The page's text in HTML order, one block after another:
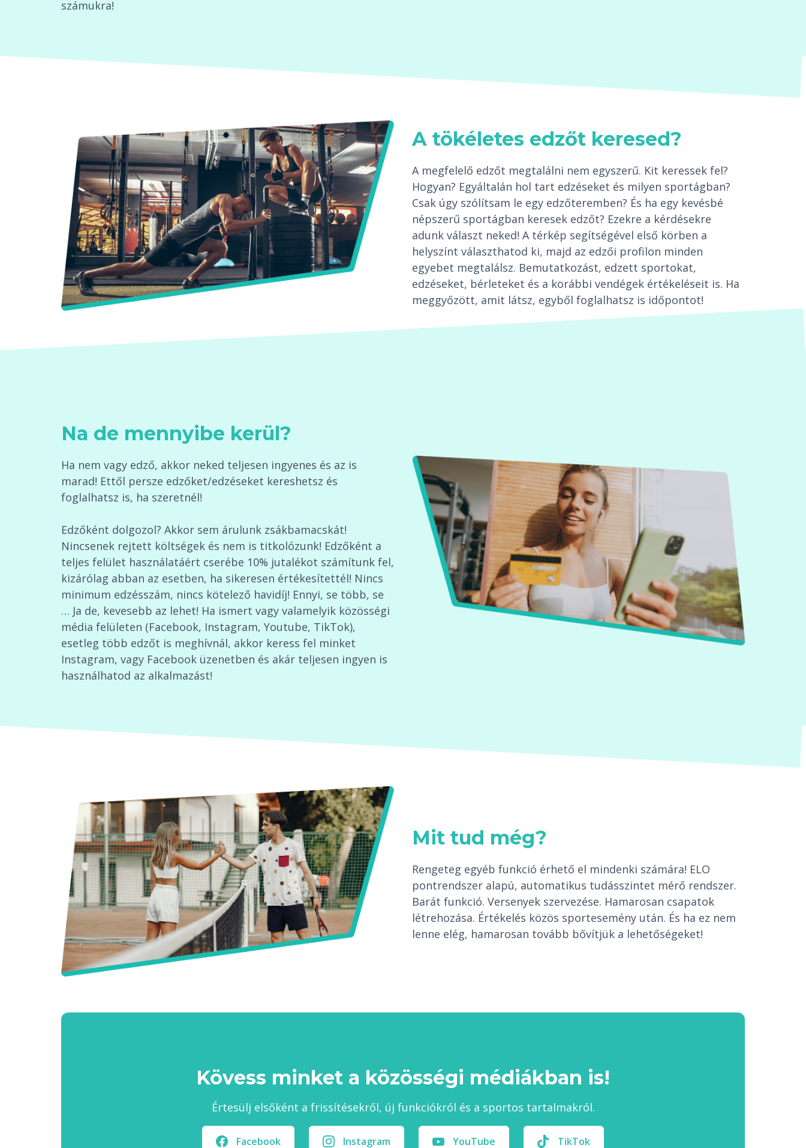
számukra!
A tökéletes edzőt keresed?
A megfelelő edzőt megtalálni nem egyszerű. Kit keressek fel?
Hogyan? Egyáltalán hol tart edzéseket és milyen sportágban?
Csak úgy szólítsam le egy edzőteremben? És ha egy kevésbé
népszerű sportágban keresek edzőt? Ezekre a kérdésekre
adunk választ neked! A térkép segítségével első körben a
helyszínt választhatod ki, majd az edzői profilon minden
egyebet megtalálsz. Bemutatkozást, edzett sportokat,
edzéseket, bérleteket és a korábbi vendégek értékeléseit is. Ha
meggyőzött, amit látsz, egyből foglalhatsz is időpontot!
Na de mennyibe kerül?
Ha nem vagy edző, akkor neked teljesen ingyenes és az is
marad! Ettől persze edzőket/edzéseket kereshetsz és
foglalhatsz is, ha szeretnél!
Edzőként dolgozol? Akkor sem árulunk zsákbamacskát!
Nincsenek rejtett költségek és nem is titkolózunk! Edzőként a
teljes felület használatáért cserébe 10% jutalékot számítunk fel,
kizárólag abban az esetben, ha sikeresen értékesítettél! Nincs
minimum edzésszám, nincs kötelező havidíj! Ennyi, se több, se
… Ja de, kevesebb az lehet! Ha ismert vagy valamelyik közösségi
média felületen (Facebook, Instagram, Youtube, TikTok),
esetleg több edzőt is meghívnál, akkor keress fel minket
Instagram, vagy Facebook üzenetben és akár teljesen ingyen is
használhatod az alkalmazást!
Mit tud még?
Rengeteg egyéb funkció érhető el mindenki számára! ELO
pontrendszer alapú, automatikus tudásszintet mérő rendszer.
Barát funkció. Versenyek szervezése. Hamarosan csapatok
létrehozása. Értékelés közös sportesemény után. És ha ez nem
lenne elég, hamarosan tovább bővítjük a lehetőségeket!
Kövess minket a közösségi médiákban is!
Értesülj elsőként a frissítésekről, új funkciókról és a sportos tartalmakról.
Facebook Instagram YouTube TikTok